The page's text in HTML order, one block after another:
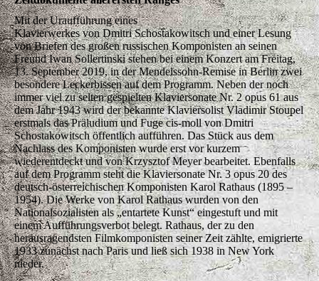
Mit der Uraufführung eines
Klavierwerkes von Dmitri Schostakowitsch und einer Lesung
von Briefen des großen russischen Komponisten an seinen
Freund Iwan Sollertinski stehen bei einem Konzert am Freitag,
13. September 2019, in der Mendelssohn-Remise in Berlin zwei
besondere Leckerbissen auf dem Programm. Neben der noch
immer viel zu selten gespielten Klaviersonate Nr. 2 opus 61 aus
dem Jahr 1943 wird der bekannte Klaviersolist Vladimir Stoupel
erstmals das Präludium und Fuge cis-moll von Dmitri
Schostakowitsch öffentlich aufführen. Das Stück aus dem
Nachlass des Komponisten wurde erst vor kurzem
wiederentdeckt und von Krzysztof Meyer bearbeitet. Ebenfalls
auf dem Programm steht die Klaviersonate Nr. 3 opus 20 des
deutsch-österreichischen Komponisten Karol Rathaus (1895 –
1954). Die Werke von Karol Rathaus wurden von den
Nationalsozialisten als „entartete Kunst“ eingestuft und mit
einem Aufführungsverbot belegt. Rathaus, der zu den
herausragendsten Filmkomponisten seiner Zeit zählte, emigrierte
1933 zunächst nach Paris und ließ sich 1938 in New York
nieder.